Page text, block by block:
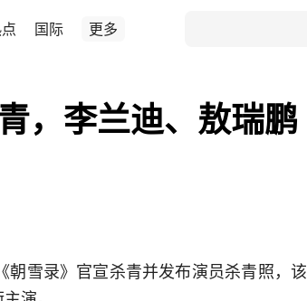
国际 更多
，李兰迪、敖瑞鹏
雪录》官宣杀青并发布演员杀青照，该